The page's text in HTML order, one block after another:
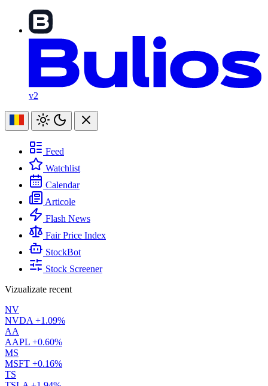
v2
Feed
Watchlist
Calendar
Articole
Flash News
Fair Price Index
StockBot
Stock Screener
Vizualizate recent
NV
NVDA +1.09%
AA
AAPL +0.60%
MS
MSFT +0.16%
TS